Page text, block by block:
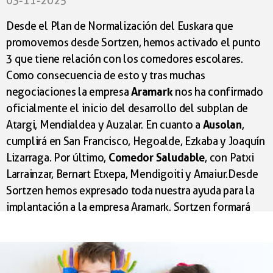
Para esta campaña hemos grabado vídeos con varies
alumnes de la escuela pública Sanduzelai y voces de
San Francisco del modelo D. Nos cuentan su día a
día, nos explican las posibilidades y experiencias que
les ofrece el aprendizaje en la escuela pública en
euskara. Podeis seguir la campaña en nuestras redes.
Carteles
Desde el Plan de Normalización del Euskara que
promovemos desde Sortzen, hemos activado el punto
3 que tiene relación con los comedores escolares.
Como consecuencia de esto y tras muchas
negociaciones la empresaAramark nos ha confirmado
oficialmente el inicio del desarrollo del subplan de
Atargi, Mendialdea y Auzalar. En cuanto a Ausolan,
cumplirá en San Francisco, Hegoalde, Ezkaba y Joaquín
Lizarraga. Por último, Comedor Saludable, con Patxi
Larrainzar, Bernart Etxepa, Mendigoiti y Amaiur. Desde
Sortzen hemos expresado toda nuestra ayuda para la
implantación a la empresa Aramark. Sortzen formará
dinamizar el euskara y cuidar la inmersión lingüística,
como son ofrecer formaciones gratuitas a los y las